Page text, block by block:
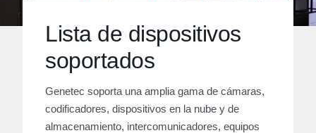
Lista de dispositivos
soportados
Genetec soporta una amplia gama de cámaras,
codificadores, dispositivos en la nube y de
almacenamiento, intercomunicadores, equipos